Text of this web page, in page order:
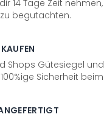
14 Tage Zeit
begutachten.
Shops Gütesiegel
Sicherheit